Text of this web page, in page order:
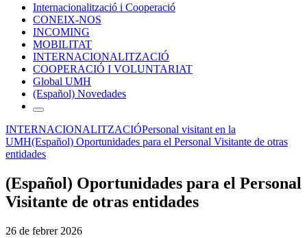
Internacionalització i Cooperació
CONEIX-NOS
INCOMING
MOBILITAT
INTERNACIONALITZACIÓ
COOPERACIÓ I VOLUNTARIAT
Global UMH
(Español) Novedades
INTERNACIONALITZACIÓPersonal visitant en la
UMH(Español) Oportunidades para el Personal Visitante de otras
entidades
(Español) Oportunidades para el Personal
Visitante de otras entidades
26 de febrer 2026